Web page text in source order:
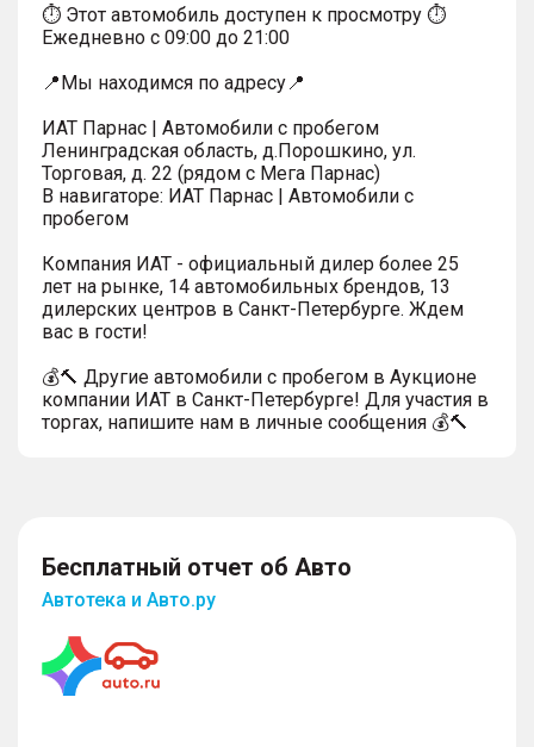
⏱ Этот автомобиль доступен к просмотру ⏱
Ежедневно с 09:00 до 21:00
📍Мы находимся по адресу📍
ИАТ Парнас | Автомобили с пробегом
Ленинградская область, д.Порошкино, ул.
Торговая, д. 22 (рядом с Мега Парнас)
В навигаторе: ИАТ Парнас | Автомобили с
пробегом
Компания ИАТ - официальный дилер более 25
лет на рынке, 14 автомобильных брендов, 13
дилерских центров в Санкт-Петербурге. Ждем
вас в гости!
💰🔨 Другие автомобили с пробегом в Аукционе
компании ИАТ в Санкт-Петербурге! Для участия в
торгах, напишите нам в личные сообщения 💰🔨
Бесплатный отчет об Авто
Автотека и Авто.ру